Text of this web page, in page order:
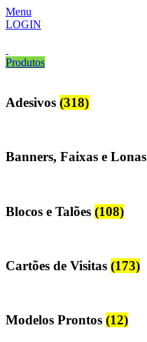
Menu
LOGIN
Produtos
Adesivos (318)
Banners, Faixas e Lonas
Blocos e Talões (108)
Cartões de Visitas (173)
Modelos Prontos (12)